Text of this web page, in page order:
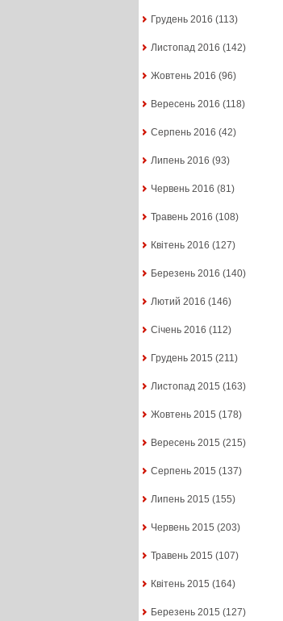
Грудень 2016 (113)
Листопад 2016 (142)
Жовтень 2016 (96)
Вересень 2016 (118)
Серпень 2016 (42)
Липень 2016 (93)
Червень 2016 (81)
Травень 2016 (108)
Квітень 2016 (127)
Березень 2016 (140)
Лютий 2016 (146)
Січень 2016 (112)
Грудень 2015 (211)
Листопад 2015 (163)
Жовтень 2015 (178)
Вересень 2015 (215)
Серпень 2015 (137)
Липень 2015 (155)
Червень 2015 (203)
Травень 2015 (107)
Квітень 2015 (164)
Березень 2015 (127)